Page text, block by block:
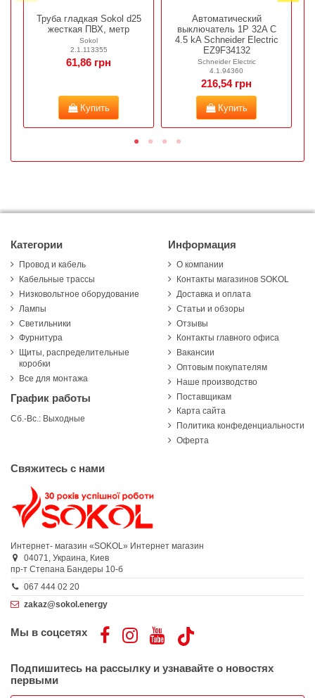
Труба гладкая Sokol d25
жесткая ПВХ, метр
Sokol
2.1.113355
61,86 грн
Купить
Автоматический
выключатель 1P 32A C
4.5 kA Schneider Electric
EZ9F34132
Schneider Electric
4.1.94360
216,54 грн
Купить
Категории
Провод и кабель
Кабельные трассы
Низковольтное оборудование
Лампы
Светильники
Фурнитура
Щиты, распределительные
коробки
Все для монтажа
График работы
Сб.-Вс.: Выходные
Информация
О компании
Контакты магазинов SOKOL
Доставка и оплата
Статьи и обзоры
Отзывы
Контакты главного офиса
Вакансии
Оптовым покупателям
Наше производство
Поставщикам
Карта сайта
Политика конфеденциальности
Оферта
Свяжитесь с нами
Интернет- магазин «SOKOL» Интернет магазин
04071, Украина, Киев
пр-т Степана Бандеры 10-б
067 444 02 20
zakaz@sokol.energy
Мы в соцсетях
Подпишитесь на рассылку и узнавайте о новостях
первыми